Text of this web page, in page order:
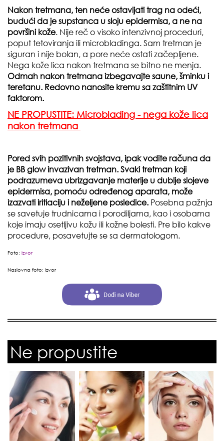
Nakon tretmana, ten neće ostavljati trag na odeći,
budući da je supstanca u sloju epidermisa, a ne na
površini kože. Nije reč o visoko intenzivnoj proceduri,
poput tetoviranja ili microbladinga. Sam tretman je
siguran i nije bolan, a pore neće ostati začepljene.
Nega kože lica nakon tretmana se bitno ne menja.
Odmah nakon tretmana izbegavajte saune, šminku i
teretanu. Redovno nanosite kremu sa zaštitnim UV
faktorom.
NE PROPUSTITE: Microblading - nega kože lica
nakon tretmana
Pored svih pozitivnih svojstava, ipak vodite računa da
je BB glow invazivan tretman. Svaki tretman koji
podrazumeva ubrizgavanje materije u dublje slojeve
epidermisa, pomoću određenog aparata, može
izazvati iritiaciju i neželjene posledice. Posebna pažnja
se savetuje trudnicama i porodiljama, kao i osobama
koje imaju osetljivu kožu ili kožne bolesti. Pre bilo kakve
procedure, posavetujte se sa dermatologom.
Foto: izvor
Naslovna foto: izvor
Ne propustite